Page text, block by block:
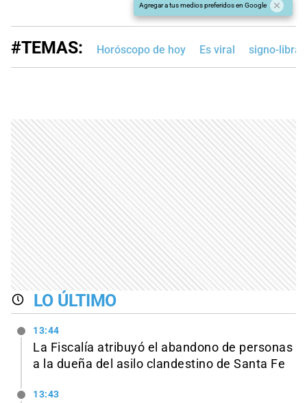
Agregar a tus medios preferidos en Google
#TEMAS: Horóscopo de hoy Es viral signo-libra
LO ÚLTIMO
13:44
La Fiscalía atribuyó el abandono de personas
a la dueña del asilo clandestino de Santa Fe
13:43